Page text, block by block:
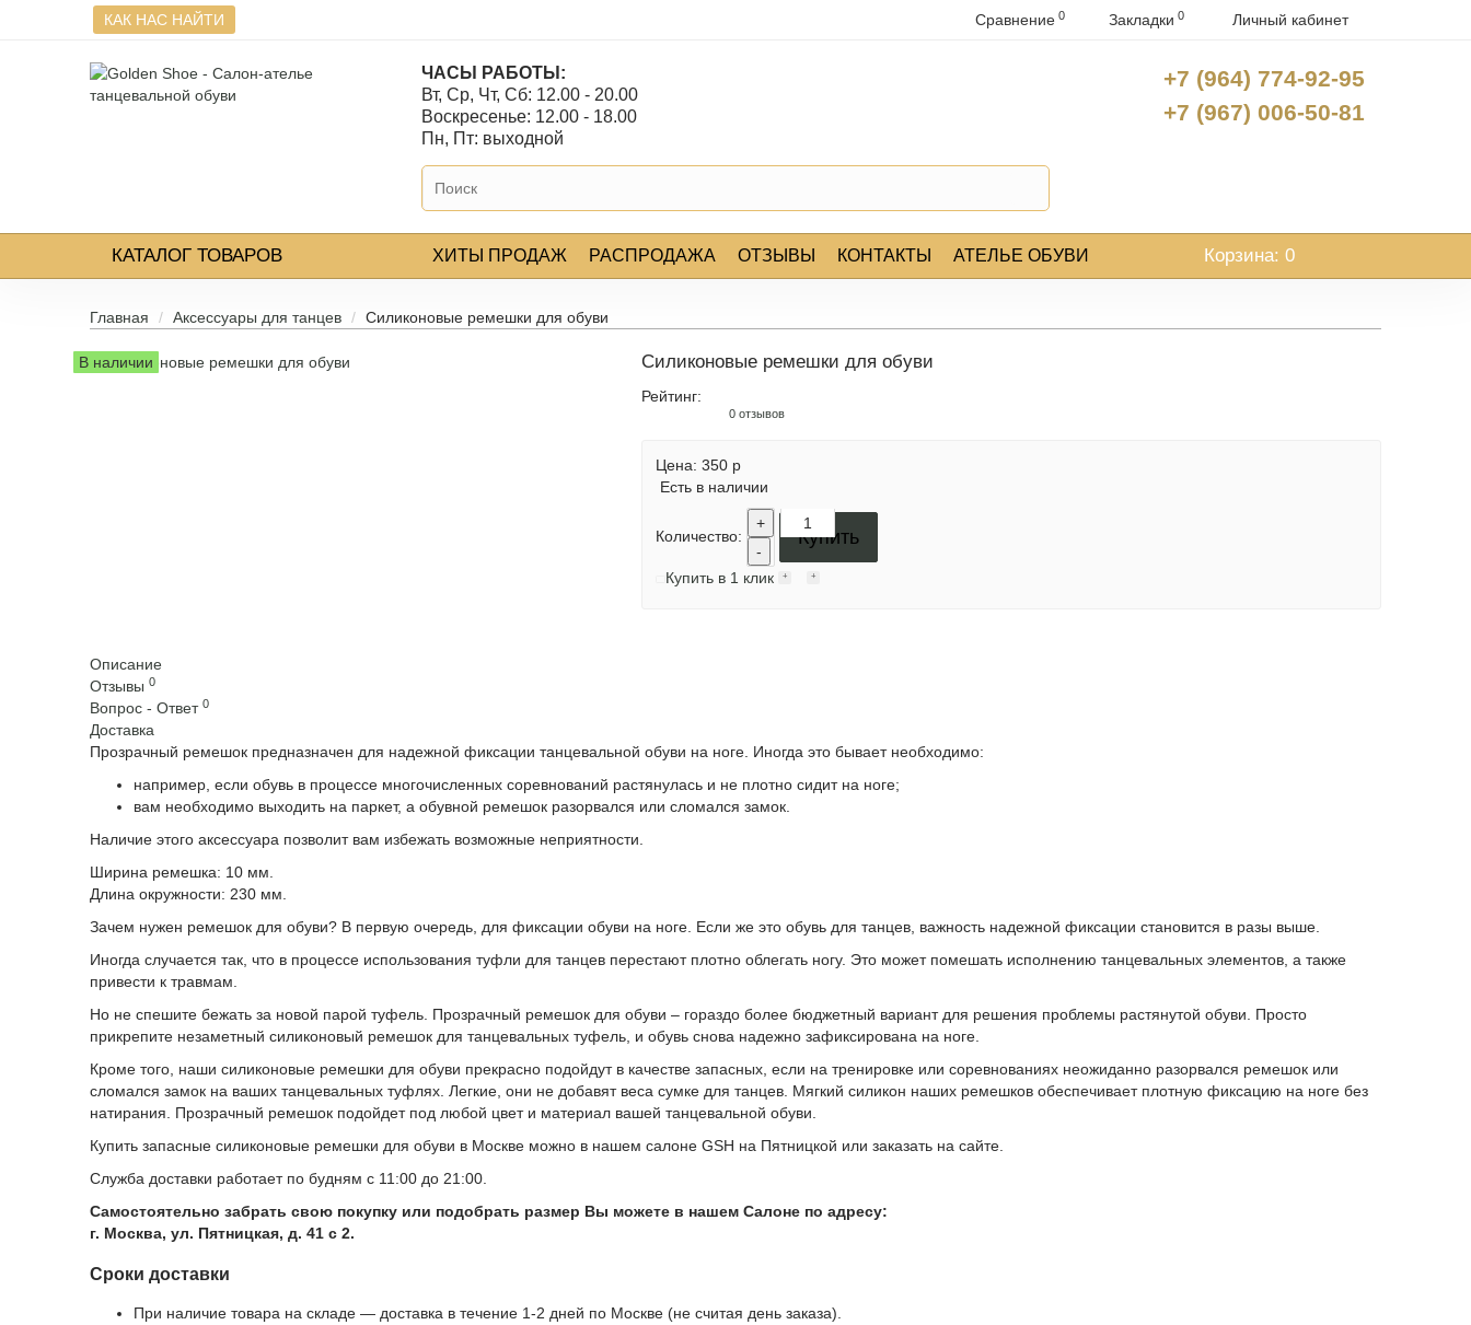
КАК НАС НАЙТИ Сравнение 0 Закладки 0 Личный кабинет
ЧАСЫ РАБОТЫ:
Вт, Ср, Чт, Сб: 12.00 - 20.00
Воскресенье: 12.00 - 18.00
Пн, Пт: выходной
+7 (964) 774-92-95
+7 (967) 006-50-81
КАТАЛОГ ТОВАРОВ ХИТЫ ПРОДАЖ РАСПРОДАЖА ОТЗЫВЫ КОНТАКТЫ АТЕЛЬЕ ОБУВИ Корзина: 0
Главная Аксессуары для танцев Силиконовые ремешки для обуви
В наличии Силиконовые ремешки для обуви
Рейтинг:
0 отзывов
Цена: 350 р
Есть в наличии
Количество:
+
-
Купить
Купить в 1 клик
Описание
Отзывы0
Вопрос - Ответ0
Доставка
Прозрачный ремешок предназначен для надежной фиксации танцевальной обуви на ноге. Иногда это бывает необходимо:
например, если обувь в процессе многочисленных соревнований растянулась и не плотно сидит на ноге;
вам необходимо выходить на паркет, а обувной ремешок разорвался или сломался замок.
Наличие этого аксессуара позволит вам избежать возможные неприятности.
Ширина ремешка: 10 мм.
Длина окружности: 230 мм.
Зачем нужен ремешок для обуви? В первую очередь, для фиксации обуви на ноге. Если же это обувь для танцев, важность надежной фиксации становится в разы выше.
Иногда случается так, что в процессе использования туфли для танцев перестают плотно облегать ногу. Это может помешать исполнению танцевальных элементов, а также
привести к травмам.
Но не спешите бежать за новой парой туфель. Прозрачный ремешок для обуви – гораздо более бюджетный вариант для решения проблемы растянутой обуви. Просто
прикрепите незаметный силиконовый ремешок для танцевальных туфель, и обувь снова надежно зафиксирована на ноге.
Кроме того, наши силиконовые ремешки для обуви прекрасно подойдут в качестве запасных, если на тренировке или соревнованиях неожиданно разорвался ремешок или
сломался замок на ваших танцевальных туфлях. Легкие, они не добавят веса сумке для танцев. Мягкий силикон наших ремешков обеспечивает плотную фиксацию на ноге без
натирания. Прозрачный ремешок подойдет под любой цвет и материал вашей танцевальной обуви.
Купить запасные силиконовые ремешки для обуви в Москве можно в нашем салоне GSH на Пятницкой или заказать на сайте.
Служба доставки работает по будням с 11:00 до 21:00.
Самостоятельно забрать свою покупку или подобрать размер Вы можете в нашем Салоне по адресу:
г. Москва, ул. Пятницкая, д. 41 с 2.
Сроки доставки
При наличие товара на складе — доставка в течение 1-2 дней по Москве (не считая день заказа).